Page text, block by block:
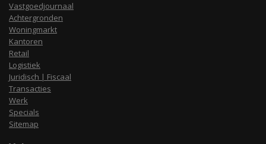
Vastgoedjournaal
Achtergronden
Woningmarkt
Kantoren
Retail
Logistiek
Juridisch | Fiscaal
Transacties
Werk
Specials
Sitemap